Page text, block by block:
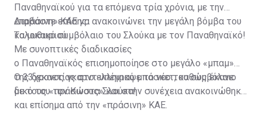
αγωνιστικά και ουσιαστικά πως η ομάδα βάζει έναν
παίκτη με νοοτροπία νικητή".
Παναθηναϊκού για τα επόμενα τρία χρόνια, με την
«πράσινη» ΚΑΕ να ανακοινώνει την μεγάλη βόμβα του
καλοκαιριού.
Διαβάστε επίσης:
Tο μυθικό συμβόλαιο του Σλούκα με τον Παναθηναϊκό!
Με συνοπτικές διαδικασίες
ο Παναθηναϊκός επισημοποίησε στο μεγάλο «μπαμ»
της δεκαετίας στο ελληνικό μπάσκετ, καθώς έκανε
δικό του τον Κώστα Σλούκα!
Ο 33χρονος γκαρντ υπέγραψε το νέο του συμβόλαιο
με τους «πράσινους» και στην συνέχεια ανακοινώθηκε
και επίσημα από την «πράσινη» ΚΑΕ.